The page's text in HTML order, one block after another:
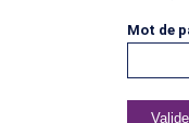
Mot de